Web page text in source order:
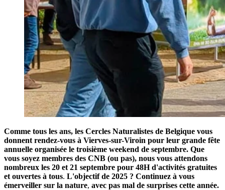
Comme tous les ans, les Cercles Naturalistes de Belgique vous
donnent rendez-vous à Vierves-sur-Viroin pour leur grande fête
annuelle organisée le troisième weekend de septembre. Que
vous soyez membres des CNB (ou pas), nous vous attendons
nombreux les 20 et 21 septembre pour 48H d'activités gratuites
et ouvertes à tous. L'objectif de 2025 ? Continuez à vous
émerveiller sur la nature, avec pas mal de surprises cette année.